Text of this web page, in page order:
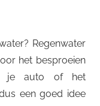
Regenwater
het besproeien
je auto of het
een goed idee